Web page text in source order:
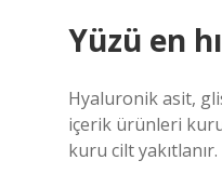
Yüzü en
Hyaluronik asit,
içerik ürünleri
kuru cilt yakıtlanır.